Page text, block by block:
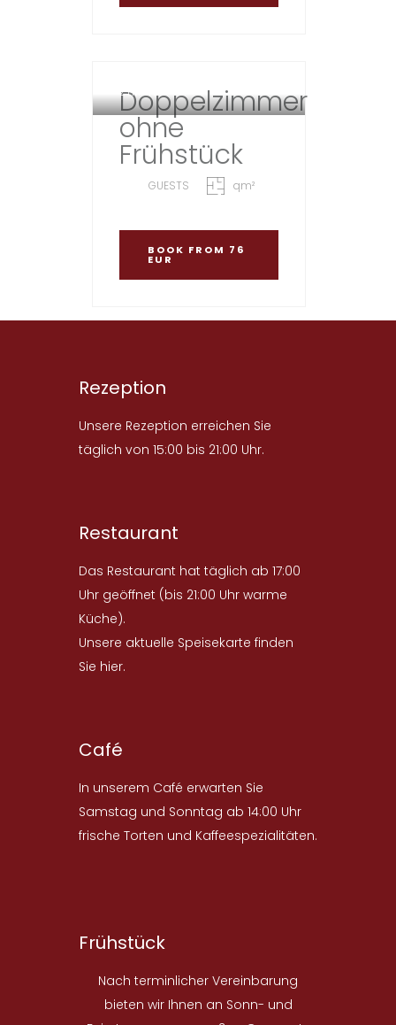
ZIMMER
Doppelzimmer
ohne
Frühstück
GUESTS qm²
BOOK FROM 76
EUR
Rezeption
Unsere Rezeption erreichen Sie
täglich von 15:00 bis 21:00 Uhr.
Restaurant
Das Restaurant hat täglich ab 17:00
Uhr geöffnet (bis 21:00 Uhr warme
Küche).
Unsere aktuelle Speisekarte finden
Sie hier.
Café
In unserem Café erwarten Sie
Samstag und Sonntag ab 14:00 Uhr
frische Torten und Kaffeespezialitäten.
Frühstück
Nach terminlicher Vereinbarung
bieten wir Ihnen an Sonn- und